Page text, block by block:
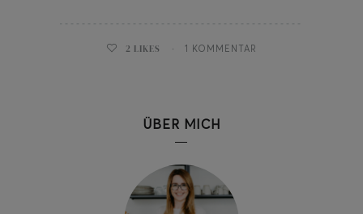
2 LIKES 1 KOMMENTAR
ÜBER MICH